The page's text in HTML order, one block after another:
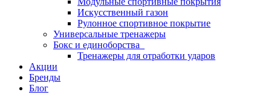
Искусственный газон
Рулонное спортивное покрытие
Универсальные тренажеры
Бокс и единоборства
Тренажеры для отработки ударов
Акции
Бренды
Блог